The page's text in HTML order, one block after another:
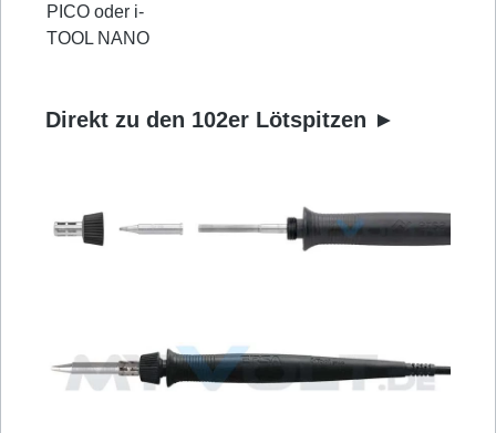
PICO oder i-
TOOL NANO
Direkt zu den 102er Lötspitzen ►